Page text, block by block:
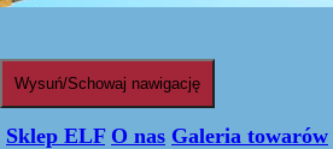
Wysuń/Schowaj nawigację
Sklep ELF O nas Galeria towarów